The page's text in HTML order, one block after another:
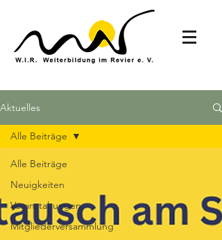
Aktuelles
Alle Beiträge
Neuigkeiten
Veranstaltungen
Mitgliederversammlung
Alle Beiträge